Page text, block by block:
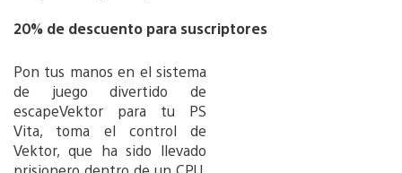
20% de descuento para suscriptores
Pon tus manos en el sistema
de juego divertido de
escapeVektor para tu PS
Vita, toma el control de
Vektor, que ha sido llevado